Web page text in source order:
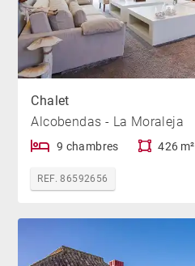
Chalet
Alcobendas - La Moraleja
9 chambres 426 m²
REF. 86592656